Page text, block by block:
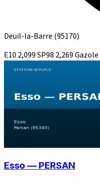
Deuil-la-Barre (95170)
E10 2,099SP98 2,269Gazole
Esso — PERSAN